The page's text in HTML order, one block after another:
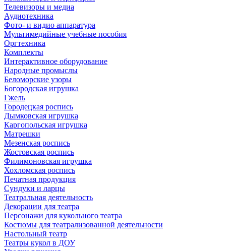
Телевизоры и медиа
Аудиотехника
Фото- и видио аппаратура
Мультимедийные учебные пособия
Оргтехника
Комплекты
Интерактивное оборудование
Народные промыслы
Беломорские узоры
Богородская игрушка
Гжель
Городецкая роспись
Дымковская игрушка
Каргопольская игрушка
Матрешки
Мезенская роспись
Жостовская роспись
Филимоновская игрушка
Хохломская роспись
Печатная продукция
Сундуки и ларцы
Театральная деятельность
Декорации для театра
Персонажи для кукольного театра
Костюмы для театрализованной деятельности
Настольный театр
Театры кукол в ДОУ